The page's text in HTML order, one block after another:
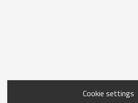
Cookie settings